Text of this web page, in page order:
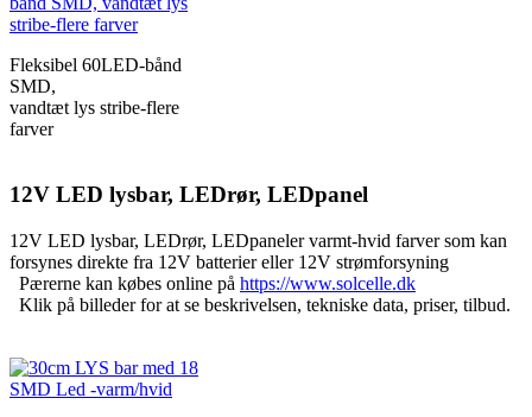
Fleksibel 60LED-bånd
SMD,
vandtæt lys stribe-flere
farver
12V LED lysbar, LEDrør, LEDpanel
12V LED lysbar, LEDrør, LEDpaneler varmt-hvid farver som kan
forsynes direkte fra 12V batterier eller 12V strømforsyning
Pærerne kan købes online på https://www.solcelle.dk
Klik på billeder for at se beskrivelsen, tekniske data, priser, tilbud.